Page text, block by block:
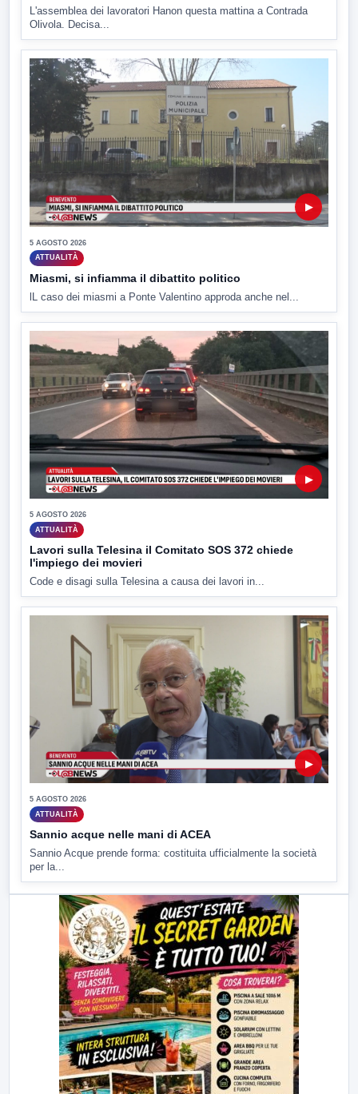
L'assemblea dei lavoratori Hanon questa mattina a Contrada
Olivola. Decisa...
▶
5 AGOSTO 2026
ATTUALITÀ
Miasmi, si infiamma il dibattito politico
lL caso dei miasmi a Ponte Valentino approda anche nel...
▶
5 AGOSTO 2026
ATTUALITÀ
Lavori sulla Telesina il Comitato SOS 372 chiede
l'impiego dei movieri
Code e disagi sulla Telesina a causa dei lavori in...
▶
5 AGOSTO 2026
ATTUALITÀ
Sannio acque nelle mani di ACEA
Sannio Acque prende forma: costituita ufficialmente la società
per la...